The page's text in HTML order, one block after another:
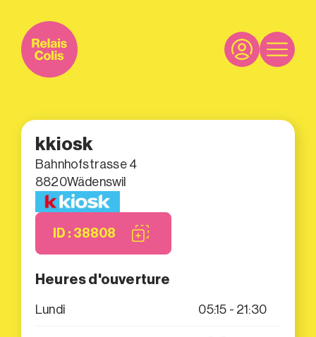
kkiosk
Bahnhofstrasse 4
8820Wädenswil
ID : 38808
Heures d'ouverture
Lundi 05:15 - 21:30